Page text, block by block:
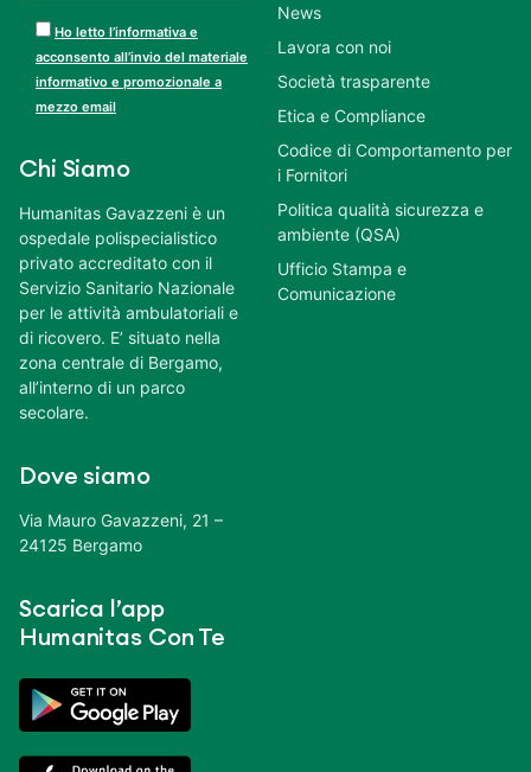
Ho letto l’informativa e
acconsento all’invio del materiale
informativo e promozionale a
mezzo email
Chi Siamo
Humanitas Gavazzeni è un
ospedale polispecialistico
privato accreditato con il
Servizio Sanitario Nazionale
per le attività ambulatoriali e
di ricovero. E’ situato nella
zona centrale di Bergamo,
all’interno di un parco
secolare.
Dove siamo
Via Mauro Gavazzeni, 21 –
24125 Bergamo
Scarica l’app
Humanitas Con Te
News
Lavora con noi
Società trasparente
Etica e Compliance
Codice di Comportamento per
i Fornitori
Politica qualità sicurezza e
ambiente (QSA)
Ufficio Stampa e
Comunicazione